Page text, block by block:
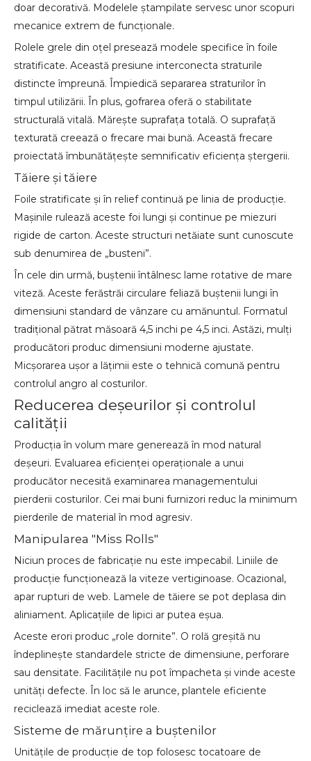
doar decorativă. Modelele ștampilate servesc unor scopuri
mecanice extrem de funcționale.
Rolele grele din oțel presează modele specifice în foile
stratificate. Această presiune interconecta straturile
distincte împreună. Împiedică separarea straturilor în
timpul utilizării. În plus, gofrarea oferă o stabilitate
structurală vitală. Mărește suprafața totală. O suprafață
texturată creează o frecare mai bună. Această frecare
proiectată îmbunătățește semnificativ eficiența ștergerii.
Tăiere și tăiere
Foile stratificate și în relief continuă pe linia de producție.
Mașinile rulează aceste foi lungi și continue pe miezuri
rigide de carton. Aceste structuri netăiate sunt cunoscute
sub denumirea de „busteni”.
În cele din urmă, buștenii întâlnesc lame rotative de mare
viteză. Aceste ferăstrăi circulare feliază buștenii lungi în
dimensiuni standard de vânzare cu amănuntul. Formatul
tradițional pătrat măsoară 4,5 inchi pe 4,5 inci. Astăzi, mulți
producători produc dimensiuni moderne ajustate.
Micșorarea ușor a lățimii este o tehnică comună pentru
controlul angro al costurilor.
Reducerea deșeurilor și controlul
calității
Producția în volum mare generează în mod natural
deșeuri. Evaluarea eficienței operaționale a unui
producător necesită examinarea managementului
pierderii costurilor. Cei mai buni furnizori reduc la minimum
pierderile de material în mod agresiv.
Manipularea "Miss Rolls"
Niciun proces de fabricație nu este impecabil. Liniile de
producție funcționează la viteze vertiginoase. Ocazional,
apar rupturi de web. Lamele de tăiere se pot deplasa din
aliniament. Aplicațiile de lipici ar putea eșua.
Aceste erori produc „role dornite”. O rolă greșită nu
îndeplinește standardele stricte de dimensiune, perforare
sau densitate. Facilitățile nu pot împacheta și vinde aceste
unități defecte. În loc să le arunce, plantele eficiente
reciclează imediat aceste role.
Sisteme de mărunțire a buștenilor
Unitățile de producție de top folosesc tocatoare de